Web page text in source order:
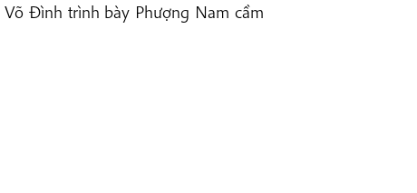
Đình trình bày Phượng Nam cầm